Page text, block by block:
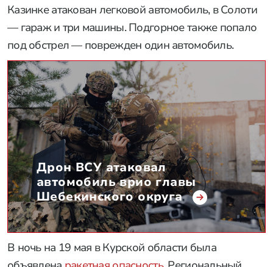
Казинке атакован легковой автомобиль, в Солоти
— гараж и три машины. Подгорное также попало
под обстрел — поврежден один автомобиль.
Дрон ВСУ атаковал
автомобиль врио главы
Шебекинского округа
В ночь на 19 мая в Курской области была